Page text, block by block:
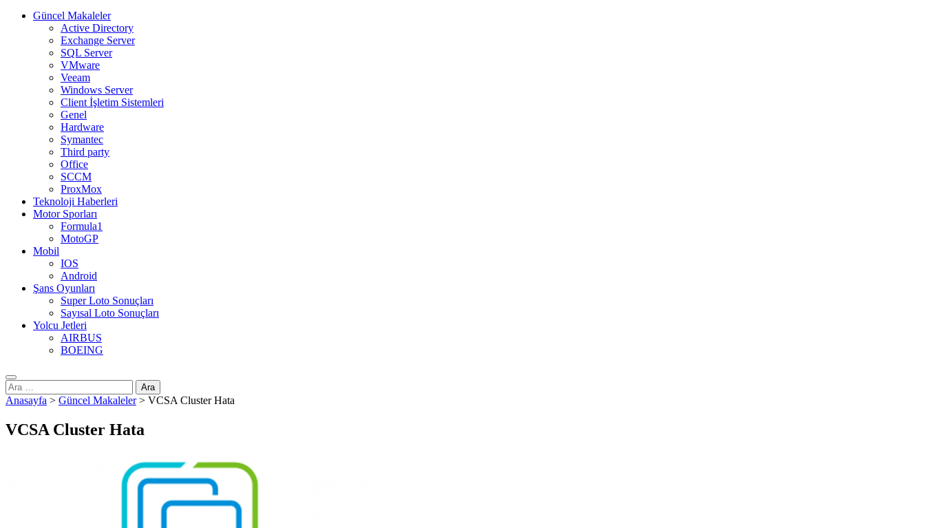
Güncel Makaleler
Active Directory
Exchange Server
SQL Server
VMware
Veeam
Windows Server
Client İşletim Sistemleri
Genel
Hardware
Symantec
Third party
Office
SCCM
ProxMox
Teknoloji Haberleri
Motor Sporları
Formula1
MotoGP
Mobil
IOS
Android
Şans Oyunları
Super Loto Sonuçları
Sayısal Loto Sonuçları
Yolcu Jetleri
AIRBUS
BOEING
Arama:
Anasayfa > Güncel Makaleler> VCSA Cluster Hata
VCSA Cluster Hata